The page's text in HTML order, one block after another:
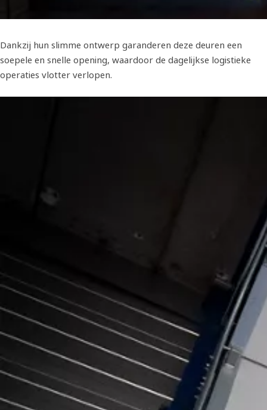
Dankzij hun slimme ontwerp garanderen deze deuren een
soepele en snelle opening, waardoor de dagelijkse logistieke
operaties vlotter verlopen.